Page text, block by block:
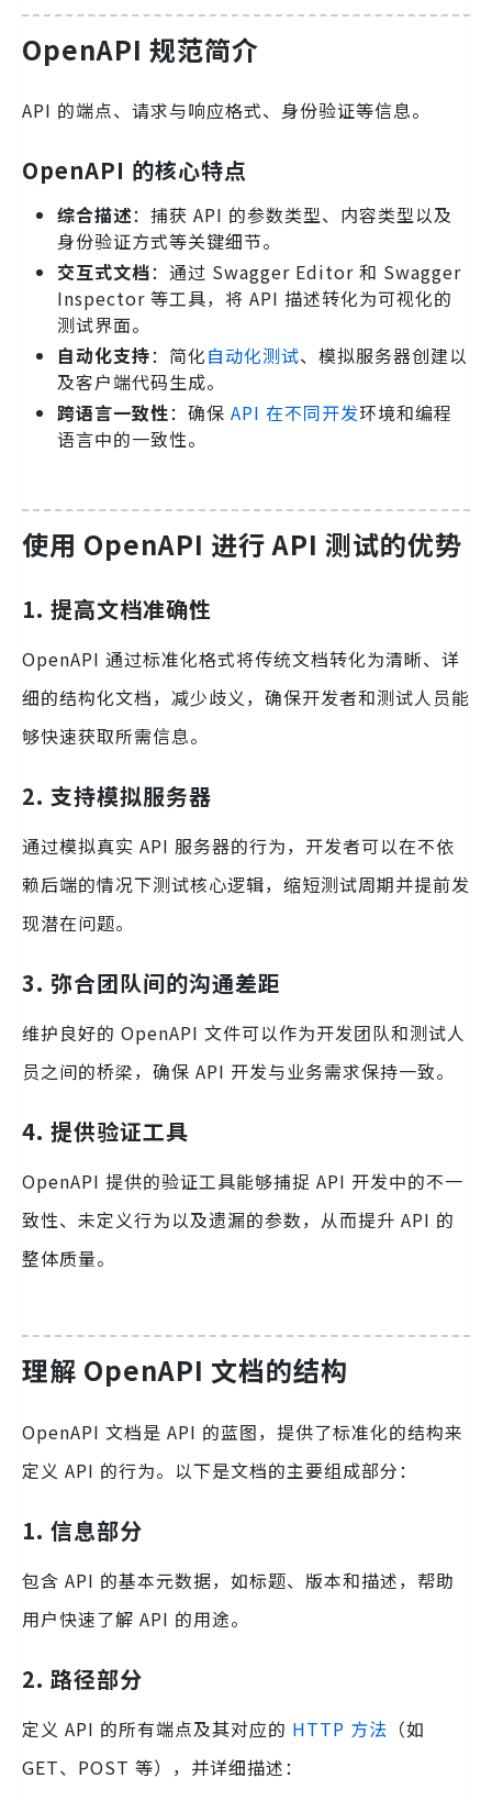
OpenAPI 规范简介
API 的端点、请求与响应格式、身份验证等信息。
OpenAPI 的核心特点
综合描述：捕获 API 的参数类型、内容类型以及
身份验证方式等关键细节。
交互式文档：通过 Swagger Editor 和 Swagger
Inspector 等工具，将 API 描述转化为可视化的
测试界面。
自动化支持：简化自动化测试、模拟服务器创建以
及客户端代码生成。
跨语言一致性：确保 API 在不同开发环境和编程
语言中的一致性。
使用 OpenAPI 进行 API 测试的优势
1. 提高文档准确性
OpenAPI 通过标准化格式将传统文档转化为清晰、详
细的结构化文档，减少歧义，确保开发者和测试人员能
够快速获取所需信息。
2. 支持模拟服务器
通过模拟真实 API 服务器的行为，开发者可以在不依
赖后端的情况下测试核心逻辑，缩短测试周期并提前发
现潜在问题。
3. 弥合团队间的沟通差距
维护良好的 OpenAPI 文件可以作为开发团队和测试人
员之间的桥梁，确保 API 开发与业务需求保持一致。
4. 提供验证工具
OpenAPI 提供的验证工具能够捕捉 API 开发中的不一
致性、未定义行为以及遗漏的参数，从而提升 API 的
整体质量。
理解 OpenAPI 文档的结构
OpenAPI 文档是 API 的蓝图，提供了标准化的结构来
定义 API 的行为。以下是文档的主要组成部分：
1. 信息部分
包含 API 的基本元数据，如标题、版本和描述，帮助
用户快速了解 API 的用途。
2. 路径部分
定义 API 的所有端点及其对应的 HTTP 方法 （如
GET、POST 等），并详细描述：